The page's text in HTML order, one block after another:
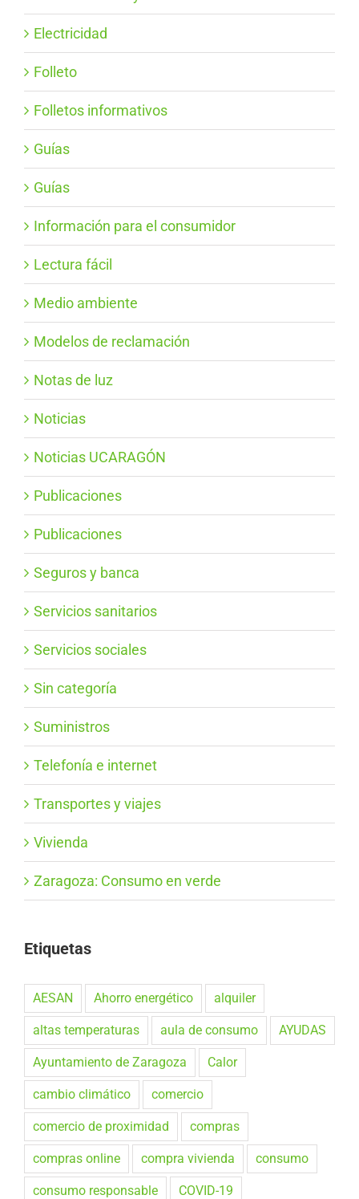
Electricidad
Folleto
Folletos informativos
Guías
Guías
Información para el consumidor
Lectura fácil
Medio ambiente
Modelos de reclamación
Notas de luz
Noticias
Noticias UCARAGÓN
Publicaciones
Publicaciones
Seguros y banca
Servicios sanitarios
Servicios sociales
Sin categoría
Suministros
Telefonía e internet
Transportes y viajes
Vivienda
Zaragoza: Consumo en verde
Etiquetas
AESAN Ahorro energético alquiler
altas temperaturas aula de consumo AYUDAS
Ayuntamiento de Zaragoza Calor
cambio climático comercio
comercio de proximidad compras
compras online compra vivienda consumo
consumo responsable COVID-19